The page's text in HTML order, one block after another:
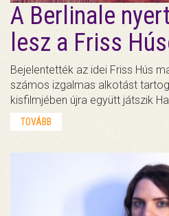
A Berlinale
lesz a Friss
Bejelentették az idei Friss Hús
számos izgalmas alkotást
kisfilmjében újra együtt játszik
TOVÁBB